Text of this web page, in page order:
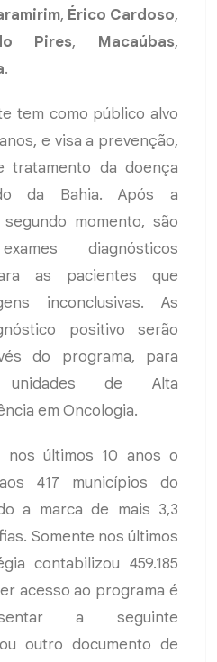
, Érico Cardoso,
Pires, Macaúbas,
.
tem como público alvo
e visa a prevenção,
tratamento da doença
da Bahia. Após a
momento, são
diagnósticos
as pacientes que
inconclusivas. As
positivo serão
do programa, para
de Alta
em Oncologia.
nos últimos 10 anos o
417 municípios do
a marca de mais 3,3
Somente nos últimos
contabilizou 459.185
acesso ao programa é
a seguinte
outro documento de